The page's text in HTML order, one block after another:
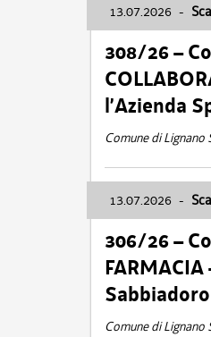
13.07.2026 -
308/26 –
l’Azienda
Comune di Lignano
13.07.2026 -
306/26 –
Comune di Lignano